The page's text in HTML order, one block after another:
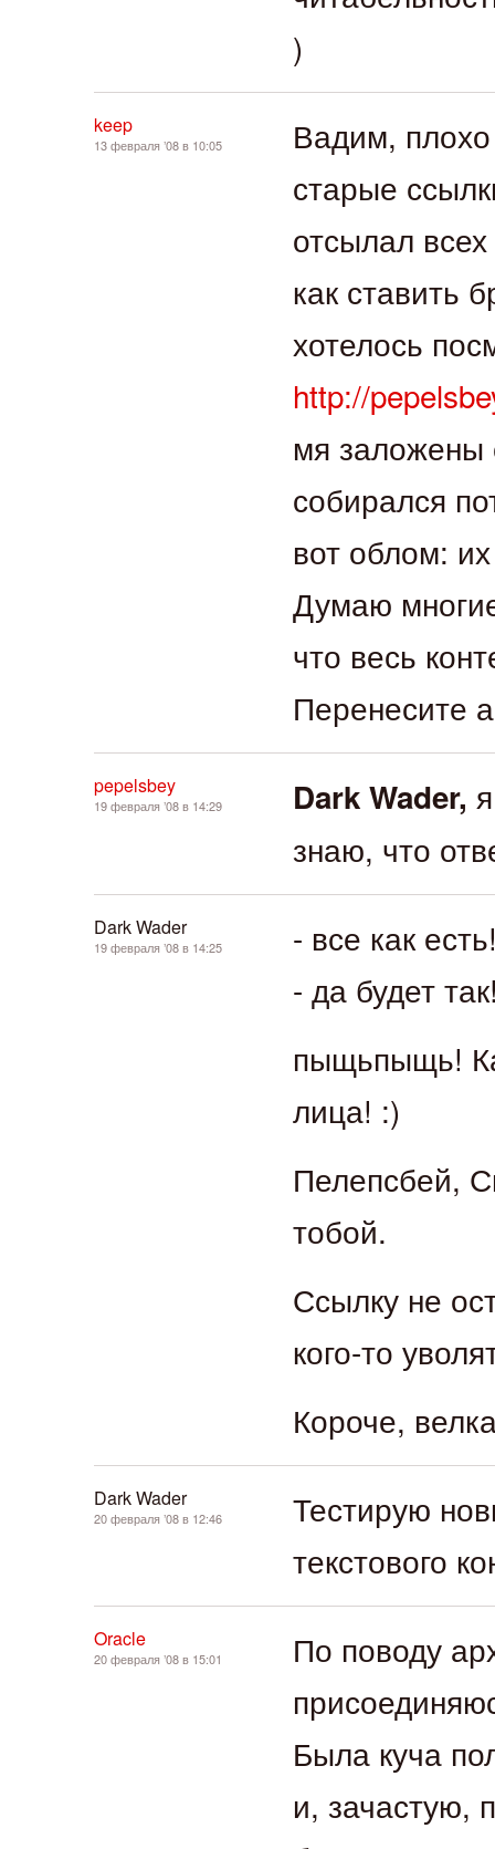
)
Вадим,
старые
отсылал
как ставить
хотелось
http://
мя заложены
собирался
вот облом:
Думаю
что весь
Перенесите
keep
13 февраля ’08 в 10:05
Dark Wader,
знаю, что
pepelsbey
19 февраля ’08 в 14:29
- все как
- да будет
пыщьпыщь!
лица! :)
Пелепсбей,
тобой.
Ссылку не
кого-то
Короче,
Dark Wader
19 февраля ’08 в 14:25
Тестирую
текстового
Dark Wader
20 февраля ’08 в 12:46
По поводу
Была куча
и, зачастую,
Oracle
20 февраля ’08 в 15:01